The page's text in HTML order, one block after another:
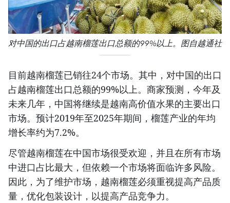
对中国的出口占越南榴莲出口总额的99%以上。图自越通社
目前越南榴莲已销往24个市场。其中，对中国的出口
占越南榴莲出口总额的99%以上。商家预测，今年及
未来几年，中国将继续是越南高价值水果的主要出口
市场。预计2019年至2025年期间，榴莲产业的年均
增长率约为7.2%。
尽管越南榴莲在中国市场很受欢迎，并且在所有市场
中进口占比最大，但依赖一个市场将面临许多风险。
因此，为了维护市场，越南榴莲必须重视提高产品质
量，优化包装设计，以提高产品竞争力。